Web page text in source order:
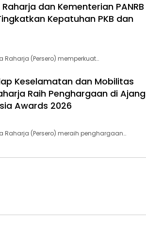
dan Kementerian PANRB
Kepatuhan PKB dan
Raharja (Persero) memperkuat…
Keselamatan dan Mobilitas
Raih Penghargaan di Ajang
Awards 2026
Raharja (Persero) meraih penghargaan…